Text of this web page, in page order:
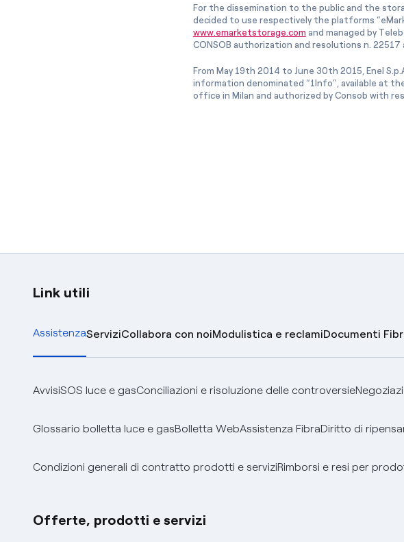
For the dissemination to the public and the
decided to use respectively the platforms
www.emarketstorage.com and managed by
CONSOB authorization and resolutions n. 22517
From May 19th 2014 to June 30th 2015, Enel
information denominated “1Info”, available at
office in Milan and authorized by Consob with
Link utili
AssistenzaServiziCollabora con noiModulistica e reclamiDocumenti
AvvisiSOS luce e gasConciliazioni e risoluzione delle controversie
Glossario bolletta luce e gasBolletta WebAssistenza FibraDiritto di
Condizioni generali di contratto prodotti e serviziRimborsi e resi per
Offerte, prodotti e servizi